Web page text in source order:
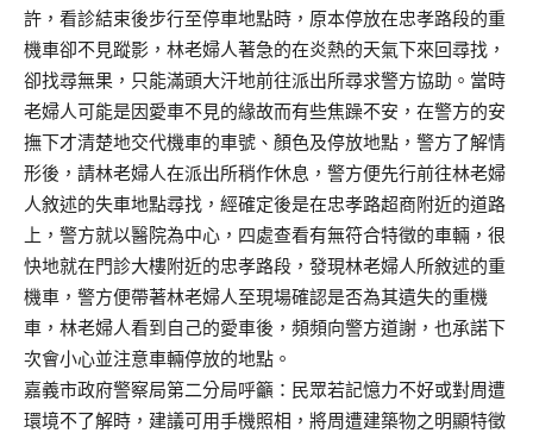
許，看診結束後步行至停車地點時，原本停放在忠孝路段的重
機車卻不見蹤影，林老婦人著急的在炎熱的天氣下來回尋找，
卻找尋無果，只能滿頭大汗地前往派出所尋求警方協助。當時
老婦人可能是因愛車不見的緣故而有些焦躁不安，在警方的安
撫下才清楚地交代機車的車號、顏色及停放地點，警方了解情
形後，請林老婦人在派出所稍作休息，警方便先行前往林老婦
人敘述的失車地點尋找，經確定後是在忠孝路超商附近的道路
上，警方就以醫院為中心，四處查看有無符合特徵的車輛，很
快地就在門診大樓附近的忠孝路段，發現林老婦人所敘述的重
機車，警方便帶著林老婦人至現場確認是否為其遺失的重機
車，林老婦人看到自己的愛車後，頻頻向警方道謝，也承諾下
次會小心並注意車輛停放的地點。
嘉義市政府警察局第二分局呼籲：民眾若記憶力不好或對周遭
環境不了解時，建議可用手機照相，將周遭建築物之明顯特徵